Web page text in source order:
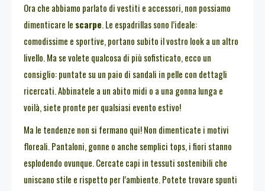
Ora che abbiamo parlato di vestiti e accessori, non possiamo
dimenticare le scarpe. Le espadrillas sono l’ideale:
comodissime e sportive, portano subito il vostro look a un altro
livello. Ma se volete qualcosa di più sofisticato, ecco un
consiglio: puntate su un paio di sandali in pelle con dettagli
ricercati. Abbinatele a un abito midi o a una gonna lunga e
voilà, siete pronte per qualsiasi evento estivo!
Ma le tendenze non si fermano qui! Non dimenticate i motivi
floreali. Pantaloni, gonne o anche semplici tops, i fiori stanno
esplodendo ovunque. Cercate capi in tessuti sostenibili che
uniscano stile e rispetto per l’ambiente. Potete trovare spunti